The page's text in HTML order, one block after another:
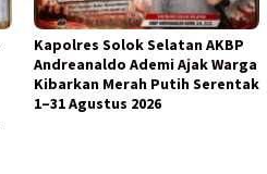
Kapolres Solok Selatan AKBP
Andreanaldo Ademi Ajak Warga
Kibarkan Merah Putih Serentak
1–31 Agustus 2026